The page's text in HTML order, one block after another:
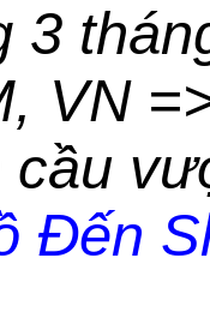
3
, VN
cầu
Đến